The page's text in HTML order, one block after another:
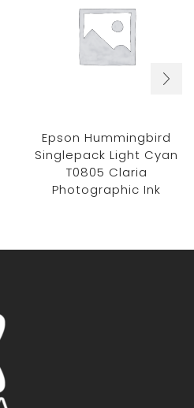
Epson Hummingbird
Singlepack Light Cyan
T0805 Claria
Photographic Ink